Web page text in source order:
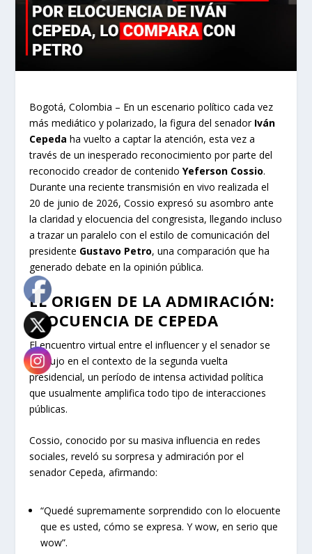
Bogotá, Colombia – En un escenario político cada vez
más mediático y polarizado, la figura del senador Iván
Cepeda ha vuelto a captar la atención, esta vez a
través de un inesperado reconocimiento por parte del
reconocido creador de contenidoYeferson Cossio.
Durante una reciente transmisión en vivo realizada el
20 de junio de 2026, Cossio expresó su asombro ante
la claridad y elocuencia del congresista, llegando incluso
a trazar un paralelo con el estilo de comunicación del
presidente Gustavo Petro, una comparación que ha
generado debate en la opinión pública.
EL ORIGEN DE LA ADMIRACIÓN:
ELOCUENCIA DE CEPEDA
El encuentro virtual entre el influencer y el senador se
produjo en el contexto de la segunda vuelta
presidencial, un período de intensa actividad política
que usualmente amplifica todo tipo de interacciones
públicas.
Cossio, conocido por su masiva influencia en redes
sociales, reveló su sorpresa y admiración por el
senador Cepeda, afirmando:
“Quedé supremamente sorprendido con lo elocuente
que es usted, cómo se expresa. Y wow, en serio que
wow”.